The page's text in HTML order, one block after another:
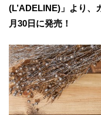
(L’ADELINE)」より、
月30日に発売！